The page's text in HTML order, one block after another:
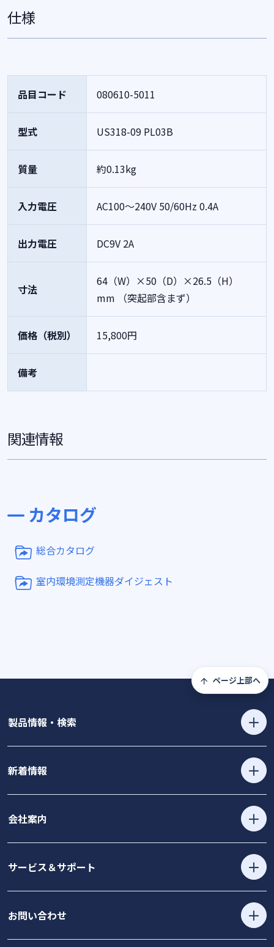
仕様
品目コード 080610-5011
型式 US318-09 PL03B
質量 約0.13kg
入力電圧 AC100～240V 50/60Hz 0.4A
出力電圧 DC9V 2A
寸法
64（W）×50（D）×26.5（H）
mm （突起部含まず）
価格（税別） 15,800円
備考
関連情報
カタログ
総合カタログ
室内環境測定機器ダイジェスト
ページ上部へ
製品情報・検索
新着情報
会社案内
サービス＆サポート
お問い合わせ